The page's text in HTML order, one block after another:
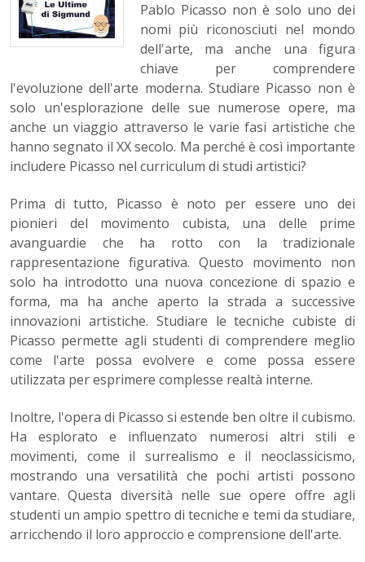
Pablo Picasso non è solo uno dei
nomi più riconosciuti nel mondo
dell'arte, ma anche una figura
chiave per comprendere
l'evoluzione dell'arte moderna. Studiare Picasso non è
solo un'esplorazione delle sue numerose opere, ma
anche un viaggio attraverso le varie fasi artistiche che
hanno segnato il XX secolo. Ma perché è così importante
includere Picasso nel curriculum di studi artistici?
Prima di tutto, Picasso è noto per essere uno dei
pionieri del movimento cubista, una delle prime
avanguardie che ha rotto con la tradizionale
rappresentazione figurativa. Questo movimento non
solo ha introdotto una nuova concezione di spazio e
forma, ma ha anche aperto la strada a successive
innovazioni artistiche. Studiare le tecniche cubiste di
Picasso permette agli studenti di comprendere meglio
come l'arte possa evolvere e come possa essere
utilizzata per esprimere complesse realtà interne.
Inoltre, l'opera di Picasso si estende ben oltre il cubismo.
Ha esplorato e influenzato numerosi altri stili e
movimenti, come il surrealismo e il neoclassicismo,
mostrando una versatilità che pochi artisti possono
vantare. Questa diversità nelle sue opere offre agli
studenti un ampio spettro di tecniche e temi da studiare,
arricchendo il loro approccio e comprensione dell'arte.